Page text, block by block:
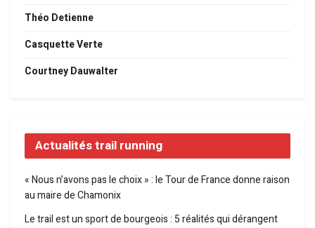
Théo Detienne
Casquette Verte
Courtney Dauwalter
Actualités trail running
« Nous n’avons pas le choix » : le Tour de France donne raison
au maire de Chamonix
Le trail est un sport de bourgeois : 5 réalités qui dérangent